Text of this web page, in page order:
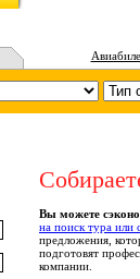
Вы можете
на поиск тура или
предложения,
подготовят
компании.